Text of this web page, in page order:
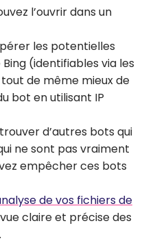
l’ouvrir dans un
les potentielles
(identifiables via les
de même mieux de
bot en utilisant IP
d’autres bots qui
ne sont pas vraiment
empêcher ces bots
de vos fichiers de
claire et précise des